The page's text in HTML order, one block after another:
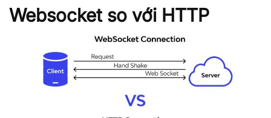
Websocket so với HTTP